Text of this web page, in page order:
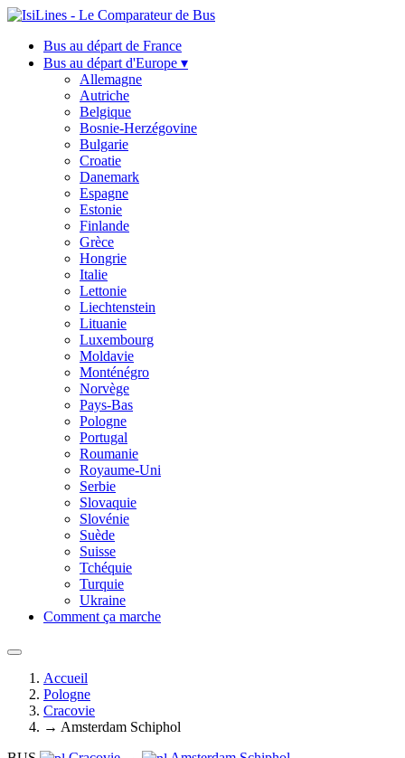
Bus au départ de France
Bus au départ d'Europe ▾
Allemagne
Autriche
Belgique
Bosnie-Herzégovine
Bulgarie
Croatie
Danemark
Espagne
Estonie
Finlande
Grèce
Hongrie
Italie
Lettonie
Liechtenstein
Lituanie
Luxembourg
Moldavie
Monténégro
Norvège
Pays-Bas
Pologne
Portugal
Roumanie
Royaume-Uni
Serbie
Slovaquie
Slovénie
Suède
Suisse
Tchéquie
Turquie
Ukraine
Comment ça marche
Accueil
Pologne
Cracovie
→ Amsterdam Schiphol